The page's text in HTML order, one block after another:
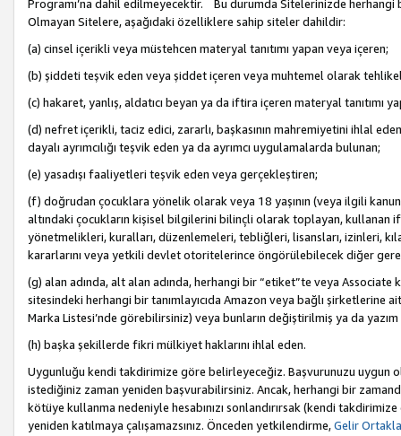
Programı’na dahil edilmeyecektir. Bu durumda Sitelerinizde herhangi
Olmayan Sitelere, aşağıdaki özelliklere sahip siteler dahildir:
(a) cinsel içerikli veya müstehcen materyal tanıtımı yapan veya içeren;
(b) şiddeti teşvik eden veya şiddet içeren veya muhtemel olarak
(c) hakaret, yanlış, aldatıcı beyan ya da iftira içeren materyal tanıtımı
(d) nefret içerikli, taciz edici, zararlı, başkasının mahremiyetini ihlal
dayalı ayrımcılığı teşvik eden ya da ayrımcı uygulamalarda bulunan;
(e) yasadışı faaliyetleri teşvik eden veya gerçekleştiren;
(f) doğrudan çocuklara yönelik olarak veya 18 yaşının (veya ilgili
altındaki çocukların kişisel bilgilerini bilinçli olarak toplayan, kullanan
yönetmelikleri, kuralları, düzenlemeleri, tebliğleri, lisansları, izinleri,
kararlarını veya yetkili devlet otoritelerince öngörülebilecek diğer
(g) alan adında, alt alan adında, herhangi bir “etiket”te veya
sitesindeki herhangi bir tanımlayıcıda Amazon veya bağlı şirketlerine
Marka Listesi’nde görebilirsiniz) veya bunların değiştirilmiş ya da
(h) başka şekillerde fikri mülkiyet haklarını ihlal eden.
Uygunluğu kendi takdirimize göre belirleyeceğiz. Başvurunuzu uygun
istediğiniz zaman yeniden başvurabilirsiniz. Ancak, herhangi bir
kötüye kullanma nedeniyle hesabınızı sonlandırırsak (kendi
yeniden katılmaya çalışamazsınız. Önceden yetkilendirme,Gelir